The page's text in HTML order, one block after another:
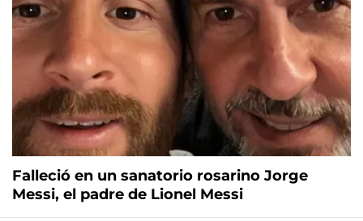
Falleció en un sanatorio rosarino Jorge
Messi, el padre de Lionel Messi